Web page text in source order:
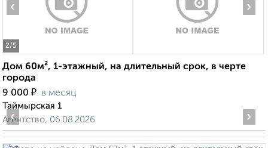
2/5
‹ ›
Дом 60м², 1-этажный, на длительный срок, в черте
города
9 000 ₽ в месяц
Таймырская 1
Агентство, 06.08.2026
‹ ›